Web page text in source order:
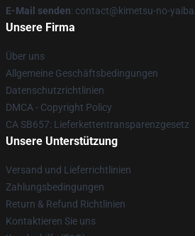
E-Mail senden: contact@kimetsu-no-
Unsere Firma
Über uns
Allgemeine Geschäftsbedingungen
Datenschutzrichtlinien
DMCA - Copyright Policy
CA SB657: Lieferkettentransparenzgesetz
Unsere Unterstützung
Versand und Lieferrichtlinien
Zahlungsbedingungen
Return & Refund Richtlinien
Kontaktieren Sie uns